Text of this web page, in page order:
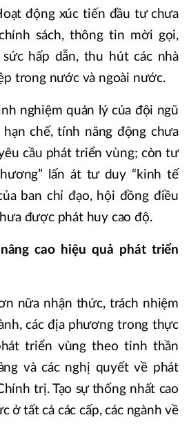
động xúc tiến đầu tư chưa
sách, thông tin mời gọi,
hấp dẫn, thu hút các nhà
trong nước và ngoài nước.
nghiệm quản lý của đội ngũ
chế, tính năng động chưa
cầu phát triển vùng; còn tư
lấn át tư duy “kinh tế
ban chỉ đạo, hội đồng điều
được phát huy cao độ.
cao hiệu quả phát triển
nữa nhận thức, trách nhiệm
các địa phương trong thực
triển vùng theo tinh thần
và các nghị quyết về phát
trị. Tạo sự thống nhất cao
ở tất cả các cấp, các ngành về